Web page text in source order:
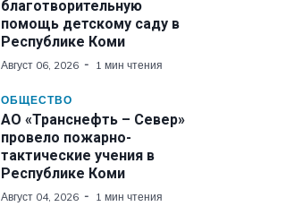
благотворительную
помощь детскому саду в
Республике Коми
Август 06, 2026 1 мин чтения
ОБЩЕСТВО
АО «Транснефть – Север»
провело пожарно-
тактические учения в
Республике Коми
Август 04, 2026 1 мин чтения